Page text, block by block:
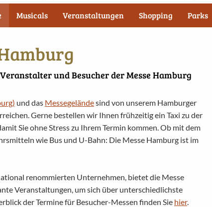
Musicals Veranstaltungen Shopping Parks
und Besucher der Messe Hamburg
und das Messegeländesind von unserem Hamburger
Gerne bestellen wir Ihnen frühzeitig ein Taxi zu der
Sie ohne Stress zu Ihrem Termin kommen. Ob mit dem
wie Bus und U-Bahn: Die Messe Hamburg ist im
renommierten Unternehmen, bietet die Messe
Veranstaltungen, um sich über unterschiedlichste
der Termine für Besucher-Messen finden Sie hier.